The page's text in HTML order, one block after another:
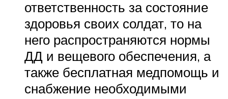
ответственность за состояние
здоровья своих солдат, то на
него распространяются нормы
ДД и вещевого обеспечения, а
также бесплатная медпомощь и
снабжение необходимыми